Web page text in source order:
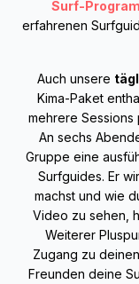
Surf-
erfahrenen
Auch unsere
Kima-Paket
mehrere Sessions
An sechs
Gruppe eine
Surfguides. Er
machst und wie
Video zu sehen,
Weiterer
Zugang zu
Freunden deine